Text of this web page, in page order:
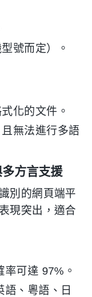
號而定）。
化的文件。
無法進行多語
方言支援
別的網頁端平
現突出，適合
可達 97%。
語、粵語、日